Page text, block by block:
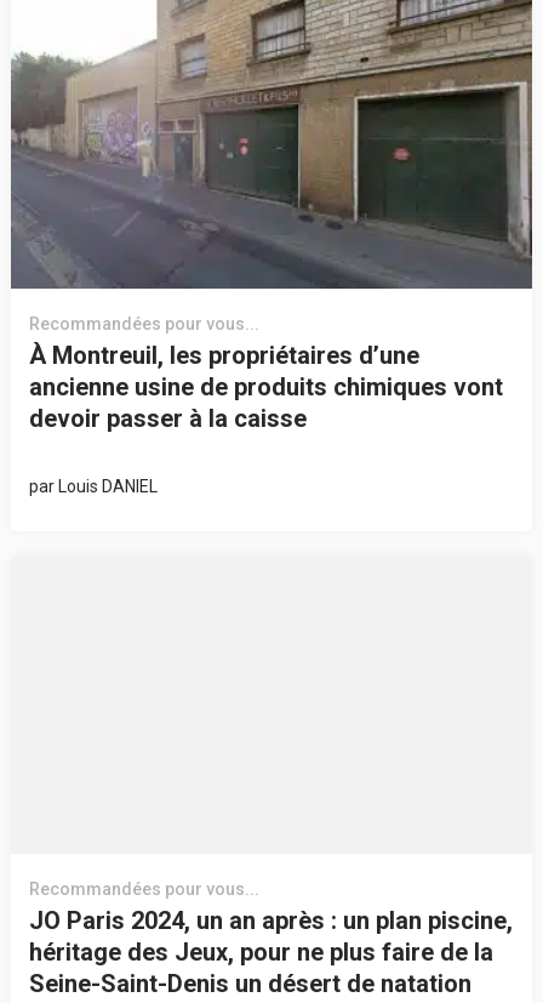
Recommandées pour vous...
À Montreuil, les propriétaires d’une
ancienne usine de produits chimiques vont
devoir passer à la caisse
par Louis DANIEL
Recommandées pour vous...
JO Paris 2024, un an après : un plan piscine,
héritage des Jeux, pour ne plus faire de la
Seine-Saint-Denis un désert de natation